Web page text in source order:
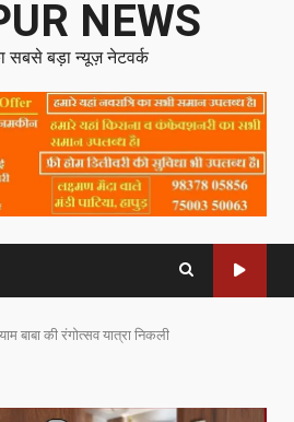
NEWS
सबसे बड़ा न्यूज़ नेटवर्क
बाबा की रंगोत्सव यात्रा निकली